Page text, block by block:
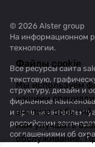
Файлы cookie
Мы используем
нашими
анализа событий
нам улучшать
обслуживание.
© 2026 Alster group
На информационном
технологии.
Все ресурсы сайта
текстовую,
структуру, дизайн и
фирменное
и прав на
российским
соглашениями об